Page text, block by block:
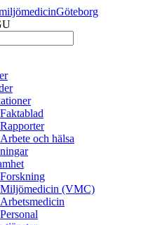
Göteborg
Faktablad
Rapporter
Arbete och hälsa
Forskning
Miljömedicin (VMC)
Arbetsmedicin
Personal